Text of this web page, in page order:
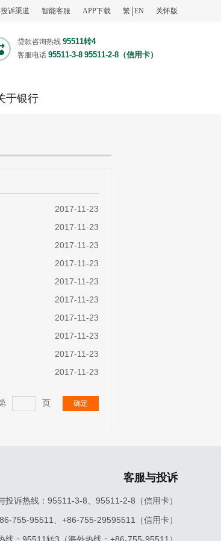
投诉渠道 智能客服 APP下载 繁 EN 关怀版
贷款咨询热线 95511转4
客服电话 95511-3-8 95511-2-8（信用卡）
于银行
2017-11-23
2017-11-23
2017-11-23
2017-11-23
2017-11-23
2017-11-23
2017-11-23
2017-11-23
2017-11-23
2017-11-23
页 确定
客服与投诉
投诉热线：95511-3-8、95511-2-8（信用卡）
755-95511、+86-755-29595511（信用卡）